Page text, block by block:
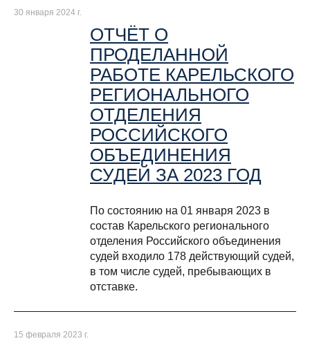
30 января 2024 г.
ОТЧЁТ О
ПРОДЕЛАННОЙ
РАБОТЕ КАРЕЛЬСКОГО
РЕГИОНАЛЬНОГО
ОТДЕЛЕНИЯ
РОССИЙСКОГО
ОБЪЕДИНЕНИЯ
СУДЕЙ ЗА 2023 ГОД
По состоянию на 01 января 2023 в
состав Карельского регионального
отделения Российского объединения
судей входило 178 действующий судей,
в том числе судей, пребывающих в
отставке.
15 февраля 2023 г.